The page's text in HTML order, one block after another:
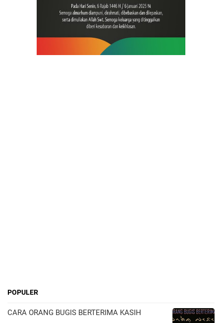
POPULER
CARA ORANG BUGIS BERTERIMA KASIH